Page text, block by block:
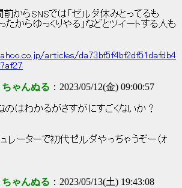
からSNSでは「ゼルダ休みとってるも
たからゆっくりやる」などとツイートする人も
articles/da73bf5f4bf2df51dafdb4
ゃんぬる ：2023/05/12(金) 09:00:57
のはわかるがさすがにすごくないか？
レーターで初代ゼルダやっちゃうぞー（ｵ
ゃんぬる ：2023/05/13(土) 19:43:08